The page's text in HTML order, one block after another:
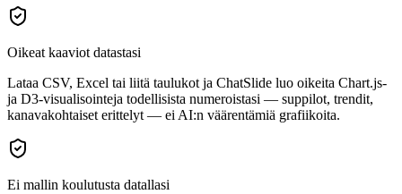
Oikeat kaaviot datastasi
Lataa CSV, Excel tai liitä taulukot ja ChatSlide luo oikeita Chart.js-
ja D3-visualisointeja todellisista numeroistasi — suppilot, trendit,
kanavakohtaiset erittelyt — ei AI:n väärentämiä grafiikoita.
Ei mallin koulutusta datallasi